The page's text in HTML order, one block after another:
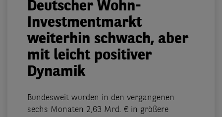
Deutscher Wohn-
Investmentmarkt
weiterhin schwach, aber
mit leicht positiver
Dynamik
Bundesweit wurden in den vergangenen
sechs Monaten 2,63 Mrd. € in größere